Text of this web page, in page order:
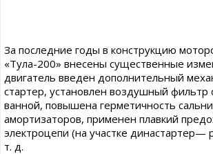
За последние годы в конструкцию
«Тула-200» внесены существенные
двигатель введен дополнительный
стартер, установлен воздушный фильтр
ванной, повышена герметичность
амортизаторов, применен плавкий
электроцепи (на участке династартер—
т. д.